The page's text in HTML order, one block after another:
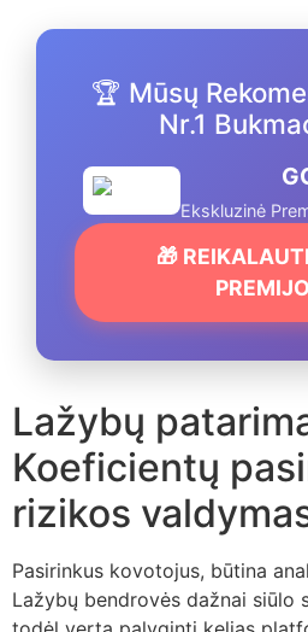
🏆 Mūsų
Nr.1
Ekskluzinė
🎁
Lažybų
Koeficientų
rizikos
Pasirinkus kovotojus, būtina
Lažybų bendrovės dažnai siūlo